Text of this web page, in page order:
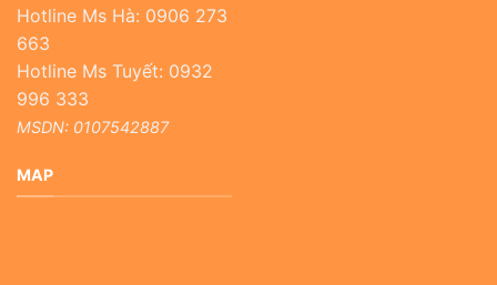
Hotline Ms Hà: 0906 273
663
Hotline Ms Tuyết: 0932
996 333
MSDN: 0107542887
MAP